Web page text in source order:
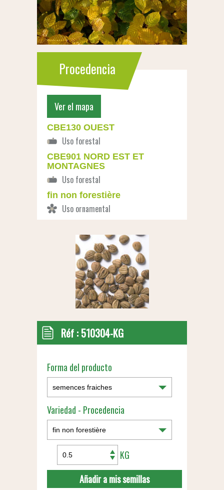
Procedencia
Ver el mapa
CBE130 OUEST
CBE901 NORD EST ET
MONTAGNES
fin non forestière
Réf : 510304-KG
Forma del producto
Variedad - Procedencia
KG
Añadir a mis semillas